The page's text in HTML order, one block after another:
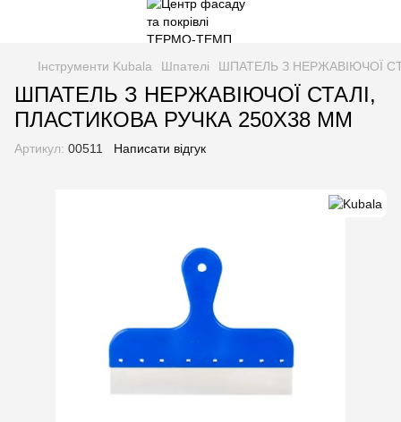
Інструменти Kubala Шпателі ШПАТЕЛЬ З НЕРЖАВІЮЧОЇ
ШПАТЕЛЬ З НЕРЖАВІЮЧОЇ СТАЛІ,
ПЛАСТИКОВА РУЧКА 250X38 MM
Артикул: 00511 Написати відгук